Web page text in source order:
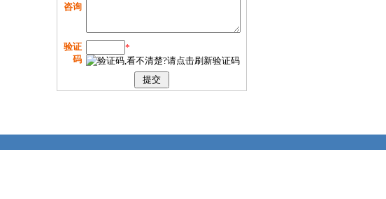
咨询
验证
码
*